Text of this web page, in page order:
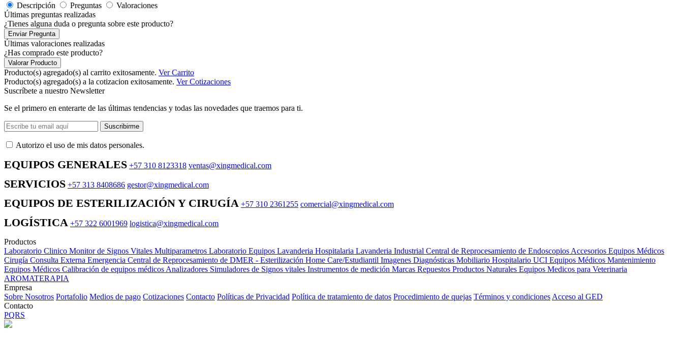
Descripción
Preguntas
Valoraciones
Últimas preguntas realizadas
¿Tienes alguna duda o pregunta sobre este producto?
Enviar Pregunta
Últimas valoraciones realizadas
¿Has comprado este producto?
Valorar Producto
Producto(s) agregado(s) al carrito exitosamente. Ver Carrito
Producto(s) agregado(s) a la cotizacion exitosamente. Ver Cotizaciones
Suscríbete a nuestro Newsletter
Se el primero en enterarte de las últimas tendencias y todas las novedades que traemos para ti.
Suscribirme
Autorizo ​​el uso de mis datos personales.
EQUIPOS GENERALES +57 310 8123318 ventas@xingmedical.com
SERVICIOS +57 313 8408686 gestor@xingmedical.com
EQUIPOS DE ESTERILIZACIÓN Y CIRUGÍA +57 310 2361255 comercial@xingmedical.com
LOGÍSTICA +57 322 6001969 logistica@xingmedical.com
Productos
Laboratorio Clinico Monitor de Signos Vitales Multiparametros Laboratorio Equipos Lavanderia Hospitalaria Lavanderia Industrial Central de Reprocesamiento de Endoscopios Accesorios Equipos Médicos
Cirugía Consulta Externa Emergencia Central de Reprocesamiento de DMER - Esterilización Home Care/Estudiantil Imagenes Diagnósticas Mobiliario Hospitalario UCI Equipos Médicos Mantenimiento
Equipos Médicos Calibración de equipos médicos Analizadores Simuladores de Signos vitales Instrumentos de medición Marcas Repuestos Productos Naturales Equipos Medicos para Veterinaria
AROMATERAPIA
Empresa
Sobre Nosotros Portafolio Medios de pago Cotizaciones Contacto Políticas de Privacidad Política de tratamiento de datos Procedimiento de quejas Términos y condiciones Acceso al GED
Contacto
PQRS